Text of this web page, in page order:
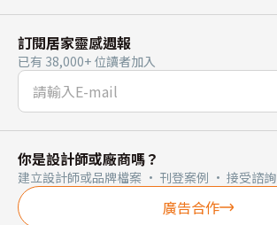
訂閱居家靈感週報
已有 38,000+ 位讀者加入
你是設計師或廠商嗎？
建立設計師或品牌檔案 · 刊登案例 · 接受諮詢
廣告合作